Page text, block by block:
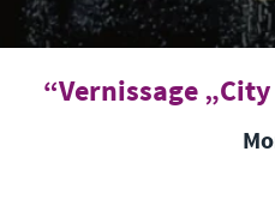
Vernissage „City